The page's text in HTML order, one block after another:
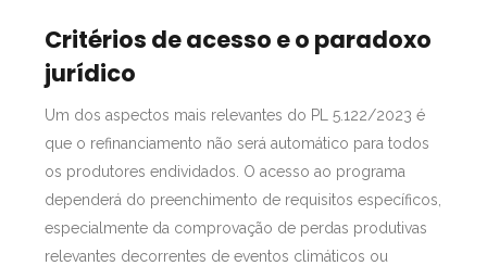
Critérios de acesso e o paradoxo
jurídico
Um dos aspectos mais relevantes do PL 5.122/2023 é
que o refinanciamento não será automático para todos
os produtores endividados. O acesso ao programa
dependerá do preenchimento de requisitos específicos,
especialmente da comprovação de perdas produtivas
relevantes decorrentes de eventos climáticos ou